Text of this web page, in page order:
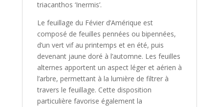
triacanthos ‘Inermis’.
Le feuillage du Févier d’Amérique est
composé de feuilles pennées ou bipennées,
d’un vert vif au printemps et en été, puis
devenant jaune doré à l’automne. Les feuilles
alternes apportent un aspect léger et aérien à
l’arbre, permettant à la lumière de filtrer à
travers le feuillage. Cette disposition
particulière favorise également la